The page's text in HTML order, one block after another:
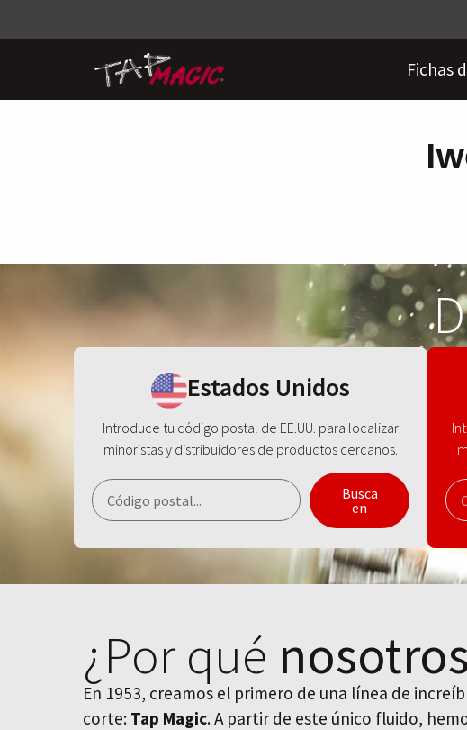
Fichas
Estados Unidos
Introduce tu código postal de EE.UU. para localizar
minoristas y distribuidores de productos cercanos.
Busca
en
¿Por qué nosotros
En 1953, creamos el primero de una línea de
corte: Tap Magic. A partir de este único fluido,